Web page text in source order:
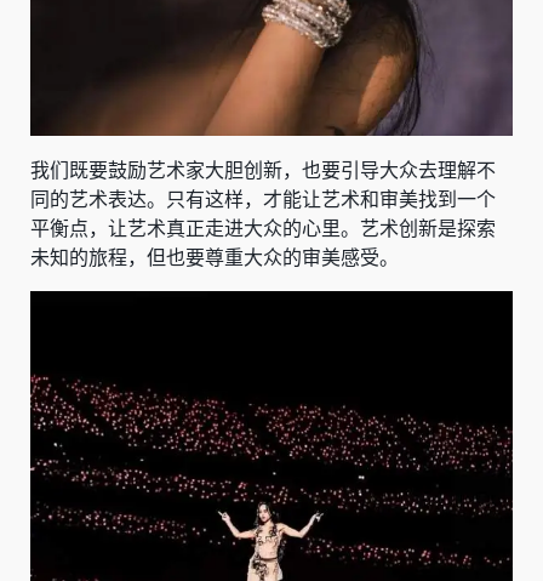
我们既要鼓励艺术家大胆创新，也要引导大众去理解不
同的艺术表达。只有这样，才能让艺术和审美找到一个
平衡点，让艺术真正走进大众的心里。艺术创新是探索
未知的旅程，但也要尊重大众的审美感受。